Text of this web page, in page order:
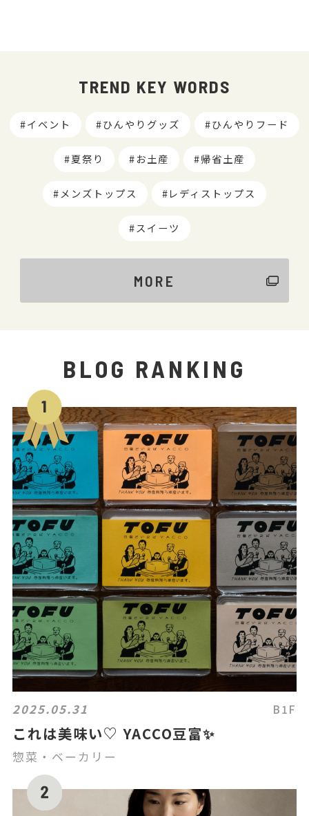
TREND KEY WORDS
イベント ひんやりグッズ ひんやりフード
夏祭り お土産 帰省土産
メンズトップス レディストップス
スイーツ
MORE
BLOG RANKING
2025.05.31 B1F
これは美味い♡ YACCO豆富✨
惣菜・ベーカリー